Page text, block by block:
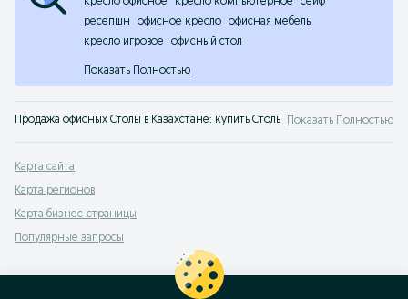
ресепшн
офисное кресло
офисная мебель
кресло игровое
офисный стол
Показать Полностью
Продажа офисных Столы в Казахстане: купить Столы для офиса от
Показать Полностью
Карта сайта
Карта регионов
Карта бизнес-страницы
Популярные запросы